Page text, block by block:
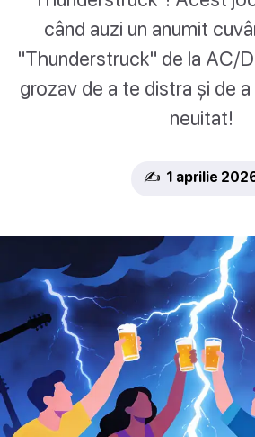
când auzi un anumit
"Thunderstruck" de la AC/
grozav de a te distra și de
neuitat!
✍️ 1 aprilie